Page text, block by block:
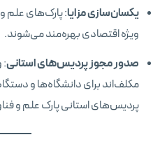
یکسان‌سازی مزایا: پارک‌های علم و
ویژه اقتصادی بهره‌مند می‌شوند.
صدور مجوز پردیس‌های استانی:
مکلف‌اند برای دانشگاه‌ها و
پردیس‌های استانی پارک علم و